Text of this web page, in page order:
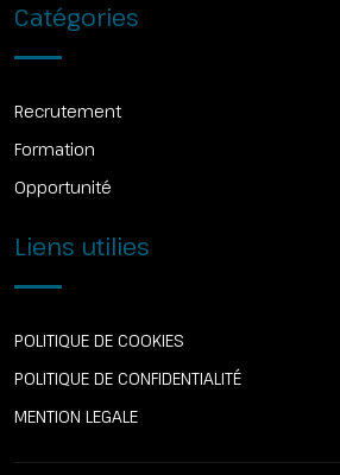
Catégories
Recrutement
Formation
Opportunité
Liens utilies
POLITIQUE DE COOKIES
POLITIQUE DE CONFIDENTIALITÉ
MENTION LEGALE